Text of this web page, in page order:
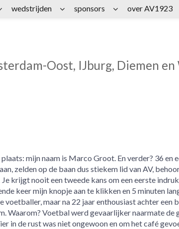
Oost, IJburg, Diemen en
mijn naam is Marco Groot. En verder? 36 en
zelden op de baan dus stiekem lid van AV,
krijgt nooit een tweede kans om een eerste
keer mijn knopje aan te klikken en 5 minuten
voetballer, maar na 22 jaar enthousiast achter een
Waarom? Voetbal werd gevaarlijker naarmate de
in de rust was niet ongewoon en om het café
wedstrijden sponsors over AV1923